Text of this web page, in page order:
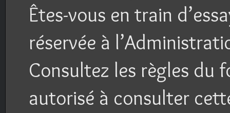
Êtes-vous en train
réservée à
Consultez les règles du
autorisé à consulter